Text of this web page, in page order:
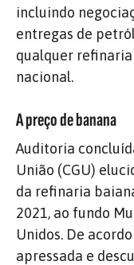
incluindo
entregas de
qualquer
nacional.
A preço de banana
Auditoria
União (CGU)
da refinaria
2021, ao fundo
Unidos. De
apressada e